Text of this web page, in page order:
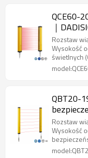
QCE60-
｜
Rozstaw
Wysokość
świetlnych
QBT20-
Rozstaw
Wysokość